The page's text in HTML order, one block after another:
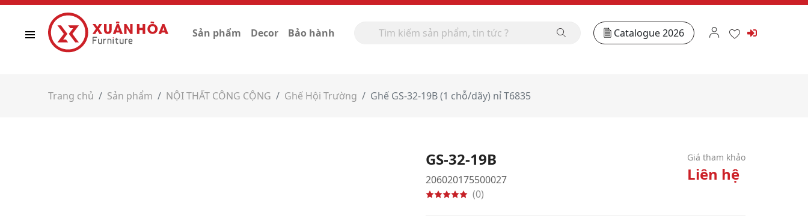
Sản phẩm Decor Bảo hành Catalogue 2026
Trang chủ Sản phẩm NỘI THẤT CÔNG CỘNG Ghế Hội Trường Ghế GS-32-19B (1 chỗ/dãy) nỉ T6835
GS-32-19B
206020175500027
(0)
Giá tham khảo
Liên hệ